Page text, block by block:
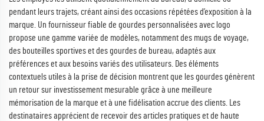
pendant leurs trajets, créant ainsi des occasions répétées d’exposition à la
marque. Un fournisseur fiable de gourdes personnalisées avec logo
propose une gamme variée de modèles, notamment des mugs de voyage,
des bouteilles sportives et des gourdes de bureau, adaptés aux
préférences et aux besoins variés des utilisateurs. Des éléments
contextuels utiles à la prise de décision montrent que les gourdes génèrent
un retour sur investissement mesurable grâce à une meilleure
mémorisation de la marque et à une fidélisation accrue des clients. Les
destinataires apprécient de recevoir des articles pratiques et de haute